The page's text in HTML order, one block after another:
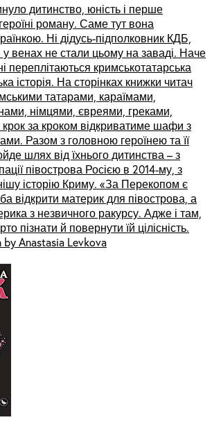
дитинство, юність і перше
роману. Саме тут вона
Ні дідусь-підполковник КДБ,
у венах не стали цьому на заваді. Наче
переплітаються кримськотатарська
історія. На сторінках книжки читач
татарами, караїмами,
німцями, євреями, греками,
за кроком відкриватиме шафи з
Разом з головною героїнею та її
шлях від їхнього дитинства – з
півострова Росією в 2014-му, з
історію Криму. «За Перекопом є
відкрити материк для півострова, а
з незвичного ракурсу. Адже і там,
пізнати й повернути їй цілісність.
Anastasia Levkova